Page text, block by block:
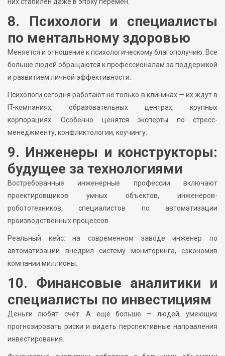
8. Психологи и специалисты
по ментальному здоровью
Меняется и отношение к психологическому благополучию. Все
больше людей обращаются к профессионалам за поддержкой
и развитием личной эффективности.
Психологи сегодня работают не только в клиниках — их ждут в
IT-компаниях, образовательных центрах, крупных
корпорациях. Особенно ценятся эксперты по стресс-
менеджменту, конфликтологии, коучингу.
9. Инженеры и конструкторы:
будущее за технологиями
Востребованные инженерные профессии включают
проектировщиков умных объектов, инженеров-
робототехников, специалистов по автоматизации
производственных процессов.
Реальный кейс: на современном заводе инженер по
автоматизации внедрил систему мониторинга, сэкономив
компании миллионы.
10. Финансовые аналитики и
специалисты по инвестициям
Деньги любят счёт. А ещё больше — людей, умеющих
прогнозировать риски и видеть перспективные направления
инвестирования.